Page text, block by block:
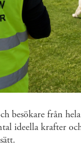
besökare från
ideella krafter